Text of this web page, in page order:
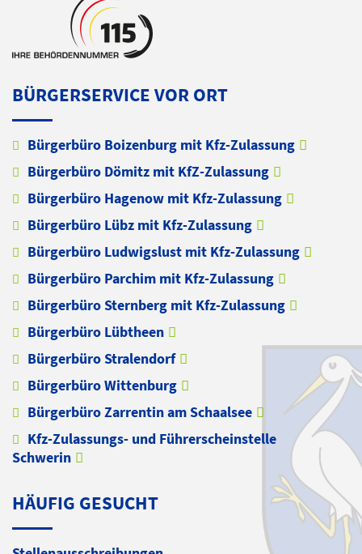
BÜRGERSERVICE VOR ORT
Bürgerbüro Boizenburg mit Kfz-Zulassung
Bürgerbüro Dömitz mit KfZ-Zulassung
Bürgerbüro Hagenow mit Kfz-Zulassung
Bürgerbüro Lübz mit Kfz-Zulassung
Bürgerbüro Ludwigslust mit Kfz-Zulassung
Bürgerbüro Parchim mit Kfz-Zulassung
Bürgerbüro Sternberg mit Kfz-Zulassung
Bürgerbüro Lübtheen
Bürgerbüro Stralendorf
Bürgerbüro Wittenburg
Bürgerbüro Zarrentin am Schaalsee
Kfz-Zulassungs- und Führerscheinstelle
Schwerin
HÄUFIG GESUCHT